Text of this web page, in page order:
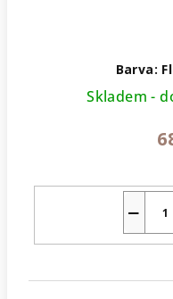
Barva:
Skladem -
−